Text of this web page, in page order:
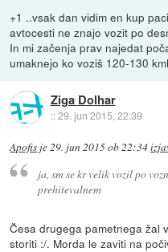
+1 ..vsak dan vidim en kup
avtocesti ne znajo vozit po
In mi začenja prav najedat
umaknejo ko voziš 120-130
Ziga Dolhar
::29. jun 2015, 22:39
Apofis je29. jun 2015 ob 22:34
ja, sm se kr velik vozil po
prehitevalnem
Česa drugega pametnega žal
storiti :/. Morda le zaviti na